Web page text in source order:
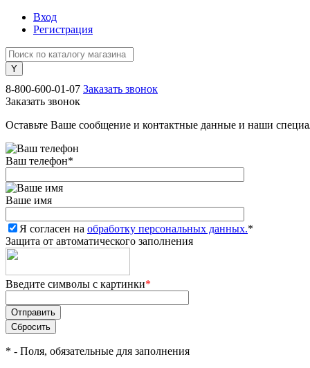
Вход
Регистрация
8-800-600-01-07 Заказать звонок
Заказать звонок
Оставьте Ваше сообщение и контактные данные и наши
Ваш телефон*
Ваше имя
Я согласен на обработку персональных данных.*
Защита от автоматического заполнения
Введите символы с картинки*
* - Поля, обязательные для заполнения